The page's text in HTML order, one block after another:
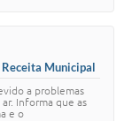
Municipal
a problemas
Informa que as
e o